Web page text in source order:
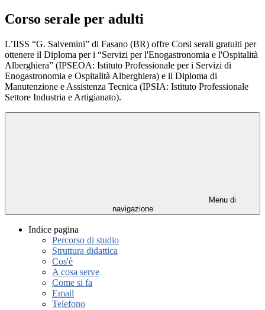
Corso serale per adulti
L’IISS “G. Salvemini” di Fasano (BR) offre Corsi serali gratuiti per
ottenere il Diploma per i “Servizi per l'Enogastronomia e l'Ospitalità
Alberghiera” (IPSEOA: Istituto Professionale per i Servizi di
Enogastronomia e Ospitalità Alberghiera) e il Diploma di
Manutenzione e Assistenza Tecnica (IPSIA: Istituto Professionale
Settore Industria e Artigianato).
Menu di
navigazione
Indice pagina
Percorso di studio
Struttura didattica
Cos'è
A cosa serve
Come si fa
Email
Telefono